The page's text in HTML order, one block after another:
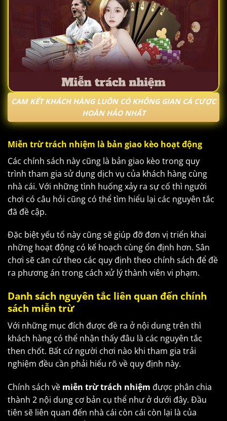
CAM KẾT KHÁCH HÀNG LUÔN CÓ KHÔNG GIAN CÁ CƯỢC
HOÀN HẢO NHẤT
Miễn trừ trách nhiệm là bản giao kèo hoạt động
Các chính sách này cũng là bản giao kèo trong quy
trình tham gia sử dụng dịch vụ của khách hàng cùng
nhà cái. Với những tình huống xảy ra sự cố thì người
chơi có câu hỏi cũng có thể tìm hiểu lại các nguyên tắc
đã đề cập.
Đặc biệt yếu tố này cũng sẽ giúp đỡ đơn vị triển khai
những hoạt động có kế hoạch cùng ổn định hơn. Sân
chơi sẽ căn cứ theo các quy định theo chính sách để đề
ra phương án trong cách xử lý thành viên vi phạm.
Danh sách nguyên tắc liên quan đến chính
sách miễn trừ
Với những mục đích được đề ra ở nội dung trên thì
khách hàng có thể nhận thấy đâu là các nguyên tắc
then chốt. Bất cứ người chơi nào khi tham gia trải
nghiệm đều cần phải hiểu rõ về quy định này.
Chính sách về miễn trừ trách nhiệm được phân chia
thành 2 nội dung cơ bản cụ thể như ở dưới đây. Đầu
tiên sẽ liên quan đến nhà cái còn cái còn lại là của